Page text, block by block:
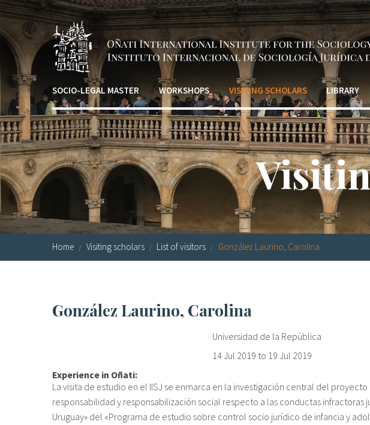
Skip to main content
SOCIO-LEGAL MASTER WORKSHOPS VISITING SCHOLARS LIBRARY
Home Visiting scholars List of visitors González Laurino, Carolina
González Laurino, Carolina
Universidad de la República
14 Jul 2019 to 19 Jul 2019
Experience in Oñati:
La visita de estudio en el IISJ se enmarca en la investigación central del proyecto
responsabilidad y responsabilización social respecto a las conductas infractoras
Uruguay» del «Programa de estudio sobre control socio jurídico de infancia y